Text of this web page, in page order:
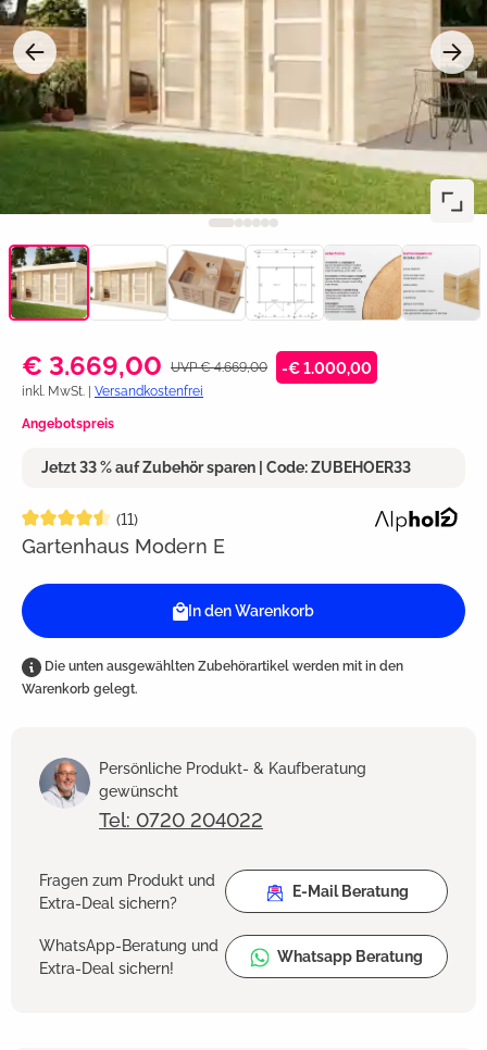
€ 3.669,00 UVP € 4.669,00 -€ 1.000,00
inkl. MwSt. | Versandkostenfrei
Angebotspreis
Jetzt 33 % auf Zubehör sparen | Code: ZUBEHOER33
Durchschnittliche Bewertung von 4.5 von 5 Sternen
(11)
Gartenhaus Modern E
In den Warenkorb
Die unten ausgewählten Zubehörartikel werden mit in den
Warenkorb gelegt.
Persönliche Produkt- & Kaufberatung
gewünscht
Tel: 0720 204022
Fragen zum Produkt und
Extra-Deal sichern?
E-Mail Beratung
WhatsApp-Beratung und
Extra-Deal sichern!
Whatsapp Beratung